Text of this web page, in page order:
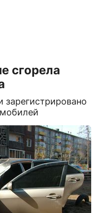
сгорела
зарегистрировано